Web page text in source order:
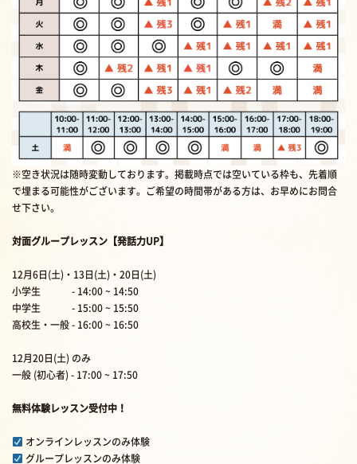
※空き状況は随時変動しております。掲載時点では空いている枠も、先着順
で埋まる可能性がございます。ご希望の時間帯がある方は、お早めにお問合
せ下さい。
対面グループレッスン【発話力UP】
12月6日(土)・13日(土)・20日(土)
小学生 - 14:00 ~ 14:50
中学生 - 15:00 ~ 15:50
高校生・一般 - 16:00 ~ 16:50
12月20日(土) のみ
一般 (初心者) - 17:00 ~ 17:50
無料体験レッスン受付中！
オンラインレッスンのみ体験
グループレッスンのみ体験